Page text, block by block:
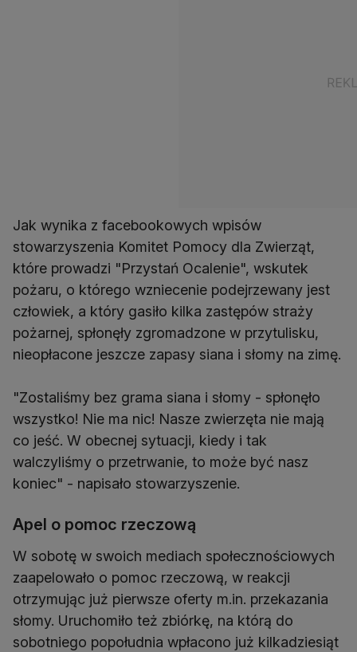
Jak wynika z facebookowych wpisów
stowarzyszenia Komitet Pomocy dla Zwierząt,
które prowadzi "Przystań Ocalenie", wskutek
pożaru, o którego wzniecenie podejrzewany jest
człowiek, a który gasiło kilka zastępów straży
pożarnej, spłonęły zgromadzone w przytulisku,
nieopłacone jeszcze zapasy siana i słomy na zimę.
"Zostaliśmy bez grama siana i słomy - spłonęło
wszystko! Nie ma nic! Nasze zwierzęta nie mają
co jeść. W obecnej sytuacji, kiedy i tak
walczyliśmy o przetrwanie, to może być nasz
koniec" - napisało stowarzyszenie.
Apel o pomoc rzeczową
W sobotę w swoich mediach społecznościowych
zaapelowało o pomoc rzeczową, w reakcji
otrzymując już pierwsze oferty m.in. przekazania
słomy. Uruchomiło też zbiórkę, na którą do
sobotniego popołudnia wpłacono już kilkadziesiąt